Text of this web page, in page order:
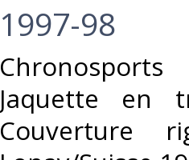
1997-98‎
Jaquette en
Couverture